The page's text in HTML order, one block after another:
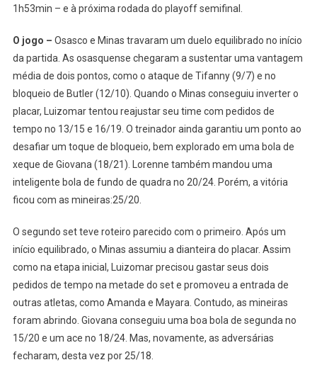
1h53min – e à próxima rodada do playoff semifinal.
O jogo – Osasco e Minas travaram um duelo equilibrado no início
da partida. As osasquense chegaram a sustentar uma vantagem
média de dois pontos, como o ataque de Tifanny (9/7) e no
bloqueio de Butler (12/10). Quando o Minas conseguiu inverter o
placar, Luizomar tentou reajustar seu time com pedidos de
tempo no 13/15 e 16/19. O treinador ainda garantiu um ponto ao
desafiar um toque de bloqueio, bem explorado em uma bola de
xeque de Giovana (18/21). Lorenne também mandou uma
inteligente bola de fundo de quadra no 20/24. Porém, a vitória
ficou com as mineiras:25/20.
O segundo set teve roteiro parecido com o primeiro. Após um
início equilibrado, o Minas assumiu a dianteira do placar. Assim
como na etapa inicial, Luizomar precisou gastar seus dois
pedidos de tempo na metade do set e promoveu a entrada de
outras atletas, como Amanda e Mayara. Contudo, as mineiras
foram abrindo. Giovana conseguiu uma boa bola de segunda no
15/20 e um ace no 18/24. Mas, novamente, as adversárias
fecharam, desta vez por 25/18.